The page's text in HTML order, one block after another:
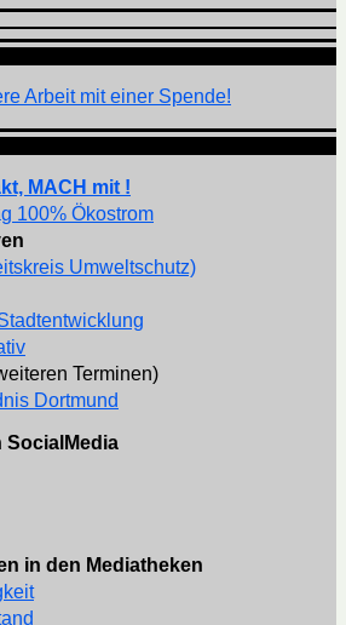
Arbeit mit einer Spende!
MACH mit !
100% Ökostrom
Umweltschutz)
Terminen)
Dortmund
SocialMedia
in den Mediatheken